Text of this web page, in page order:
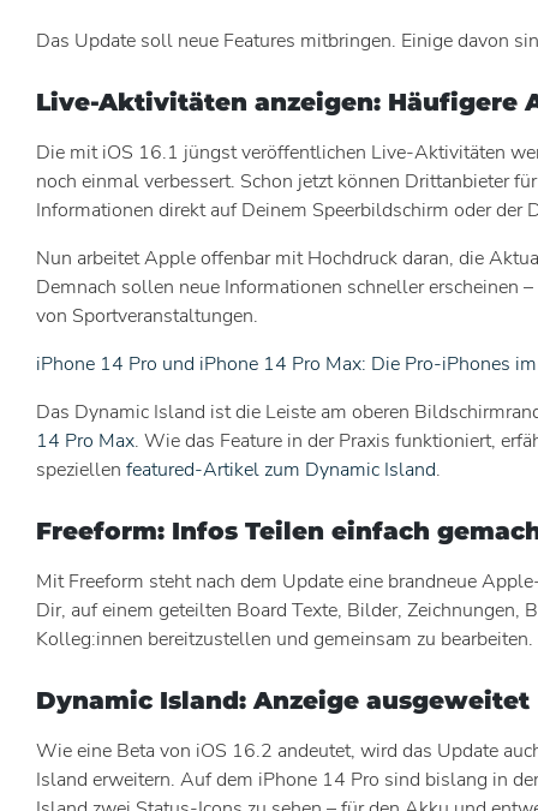
Das Update soll neue Features mitbringen. Einige davon
Live-Aktivitäten anzeigen: Häufigere
Die mit iOS 16.1 jüngst veröffentlichen Live-Aktivitäten
noch einmal verbessert. Schon jetzt können Drittanbieter
Informationen direkt auf Deinem Speerbildschirm oder der
Nun arbeitet Apple offenbar mit Hochdruck daran, die
Demnach sollen neue Informationen schneller erscheinen
von Sportveranstaltungen.
iPhone 14 Pro und iPhone 14 Pro Max: Die Pro-iPhones
Das Dynamic Island ist die Leiste am oberen
14 Pro Max. Wie das Feature in der Praxis funktioniert,
speziellen featured-Artikel zum Dynamic Island.
Freeform: Infos Teilen einfach
Mit Freeform steht nach dem Update eine brandneue
Dir, auf einem geteilten Board Texte, Bilder, Zeichnungen,
Kolleg:innen bereitzustellen und gemeinsam zu bearbeiten.
Dynamic Island: Anzeige ausgeweitet
Wie eine Beta von iOS 16.2 andeutet, wird das Update
Island erweitern. Auf dem iPhone 14 Pro sind bislang in